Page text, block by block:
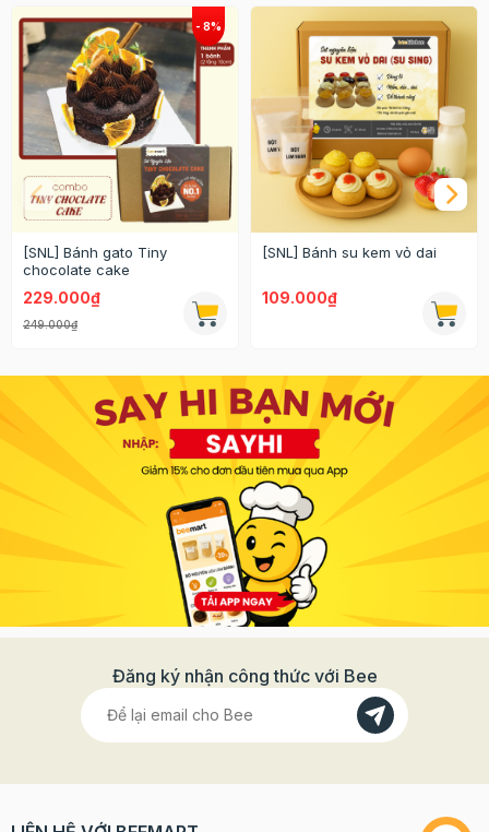
[SNL] Bánh gato Tiny
chocolate cake
229.000₫
249.000₫
[SNL] Bánh su kem vỏ dai
109.000₫
Đăng ký nhận công thức với Bee